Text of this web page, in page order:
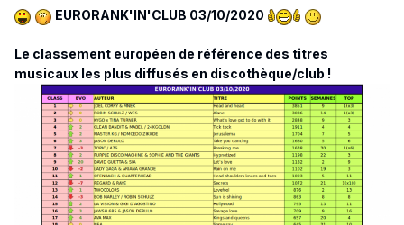
EURORANK'IN'CLUB 03/10/2020
Le classement européen de référence des titres
musicaux les plus diffusés en discothèque/club !